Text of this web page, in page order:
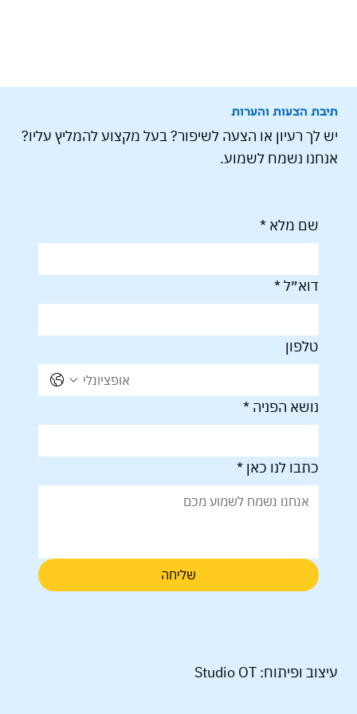
תיבת הצעות והערות
יש לך רעיון או הצעה לשיפור? בעל מקצוע להמליץ עליו?
אנחנו נשמח לשמוע.
שם מלא *
דוא״ל*
טלפון
נושא הפניה *
כתבו לנו כאן *
שליחה
עיצוב ופיתוח: Studio OT